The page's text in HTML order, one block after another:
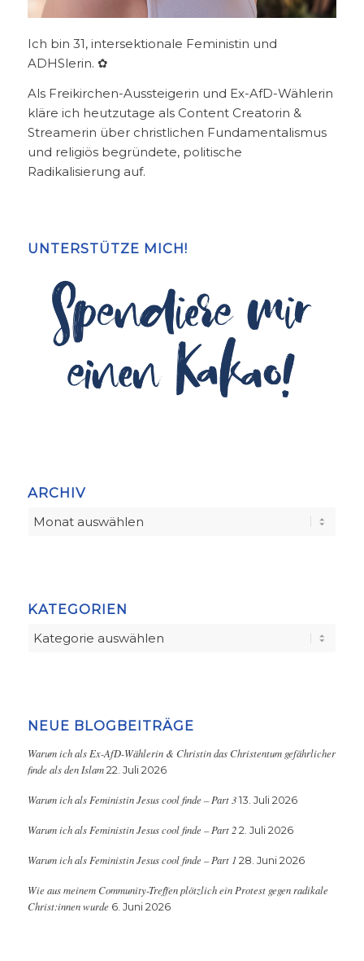
Ich bin 31, intersektionale Feministin und
ADHSlerin. ✿
Als Freikirchen-Aussteigerin und Ex-AfD-Wählerin
kläre ich heutzutage als Content Creatorin &
Streamerin über christlichen Fundamentalismus
und religiös begründete, politische
Radikalisierung auf.
UNTERSTÜTZE MICH!
ARCHIV
KATEGORIEN
Kategorien
NEUE BLOGBEITRÄGE
Warum ich als Ex-AfD-Wählerin & Christin das Christentum gefährlicher
finde als den Islam 22. Juli 2026
Warum ich als Feministin Jesus cool finde – Part 3 13. Juli 2026
Warum ich als Feministin Jesus cool finde – Part 2 2. Juli 2026
Warum ich als Feministin Jesus cool finde – Part 1 28. Juni 2026
Wie aus meinem Community-Treffen plötzlich ein Protest gegen radikale
Christ:innen wurde 6. Juni 2026